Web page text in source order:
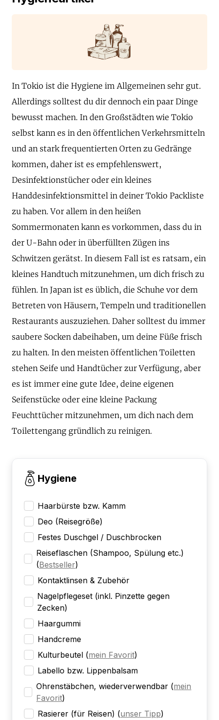
In Tokio ist die Hygiene im Allgemeinen sehr gut.
Allerdings solltest du dir dennoch ein paar Dinge
bewusst machen. In den Großstädten wie Tokio
selbst kann es in den öffentlichen Verkehrsmitteln
und an stark frequentierten Orten zu Gedränge
kommen, daher ist es empfehlenswert,
Desinfektionstücher oder ein kleines
Handdesinfektionsmittel in deiner Tokio Packliste
zu haben. Vor allem in den heißen
Sommermonaten kann es vorkommen, dass du in
der U-Bahn oder in überfüllten Zügen ins
Schwitzen gerätst. In diesem Fall ist es ratsam, ein
kleines Handtuch mitzunehmen, um dich frisch zu
fühlen. In Japan ist es üblich, die Schuhe vor dem
Betreten von Häusern, Tempeln und traditionellen
Restaurants auszuziehen. Daher solltest du immer
saubere Socken dabeihaben, um deine Füße frisch
zu halten. In den meisten öffentlichen Toiletten
stehen Seife und Handtücher zur Verfügung, aber
es ist immer eine gute Idee, deine eigenen
Seifenstücke oder eine kleine Packung
Feuchttücher mitzunehmen, um dich nach dem
Toilettengang gründlich zu reinigen.
Hygiene
Haarbürste bzw. Kamm
Deo (Reisegröße)
Festes Duschgel / Duschbrocken
Reiseflaschen (Shampoo, Spülung etc.)
(Bestseller)
Kontaktlinsen & Zubehör
Nagelpflegeset (inkl. Pinzette gegen
Zecken)
Haargummi
Handcreme
Kulturbeutel (mein Favorit)
Labello bzw. Lippenbalsam
Ohrenstäbchen, wiederverwendbar (mein
Favorit)
Rasierer (für Reisen) (unser Tipp)